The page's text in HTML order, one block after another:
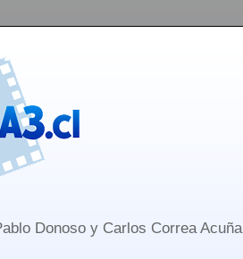
Donoso y Carlos Correa Acuña